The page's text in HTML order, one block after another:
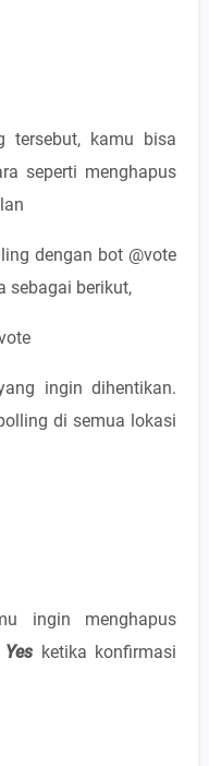
tersebut, kamu bisa
seperti menghapus
dengan bot @vote
sebagai berikut,
ingin dihentikan.
di semua lokasi
ingin menghapus
Yes ketika konfirmasi